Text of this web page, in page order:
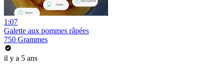
1:07
Galette aux pommes râpées
750 Grammes
il y a 5 ans